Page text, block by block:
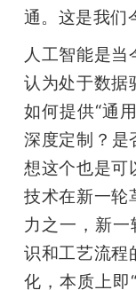
通。这是我们
人工智能是
认为处于数据
如何提供“通
深度定制？是
想这个也是可
技术在新一轮
力之一，新一
识和工艺流程
化，本质上即